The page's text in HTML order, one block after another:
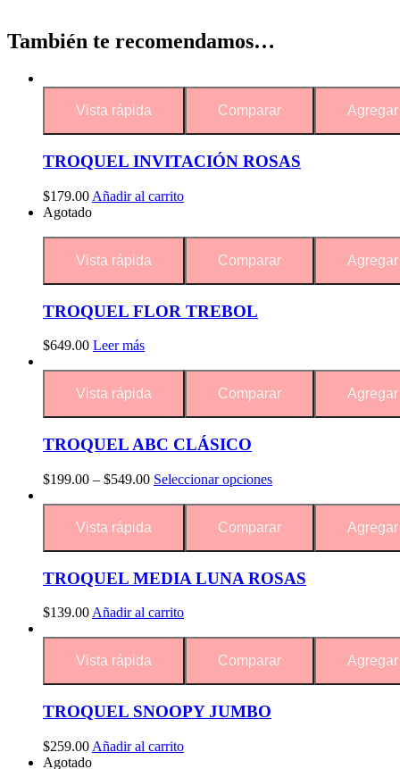
También te recomendamos…
Vista rápida Comparar
TROQUEL INVITACIÓN ROSAS
$179.00 Añadir al carrito
Agotado
Vista rápida Comparar
TROQUEL FLOR TREBOL
$649.00 Leer más
Vista rápida Comparar
TROQUEL ABC CLÁSICO
$199.00 – $549.00 Seleccionar opciones
Vista rápida Comparar
TROQUEL MEDIA LUNA ROSAS
$139.00 Añadir al carrito
Vista rápida Comparar
TROQUEL SNOOPY JUMBO
$259.00 Añadir al carrito
Agotado